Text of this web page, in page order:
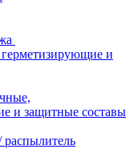
и
и защитные составы
распылитель